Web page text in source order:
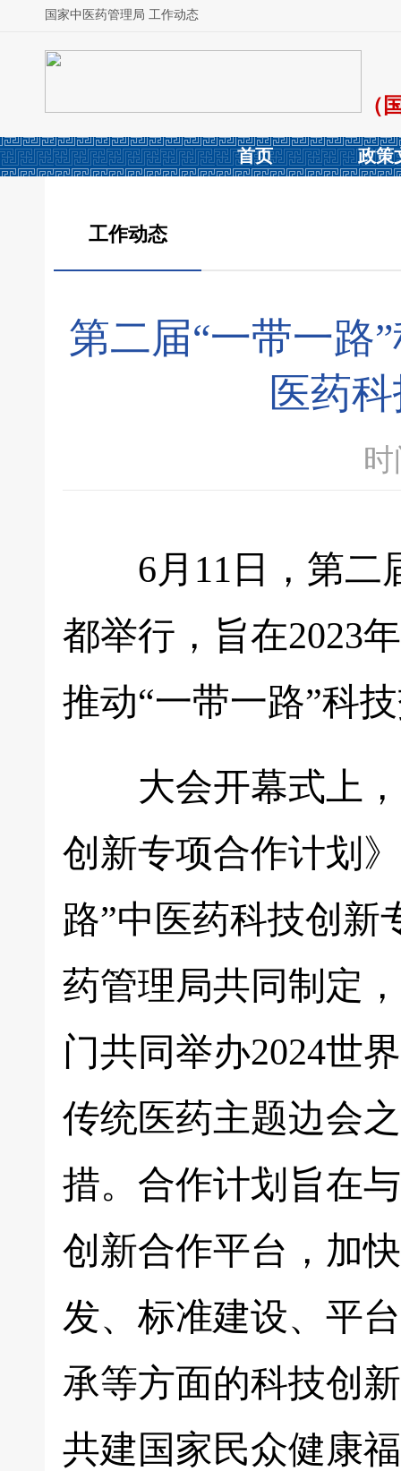
国家中医药管理局 工作动态
（
首页 政策
工作动态
第二届“一带一路
医药
6月11日，第二届
都举行，旨在2023
推动“一带一路”科
大会开幕式上，
创新专项合作计划
路”中医药科技创新
药管理局共同制定
门共同举办2024世
传统医药主题边会
措。合作计划旨在
创新合作平台，加
发、标准建设、平
承等方面的科技创
共建国家民众健康